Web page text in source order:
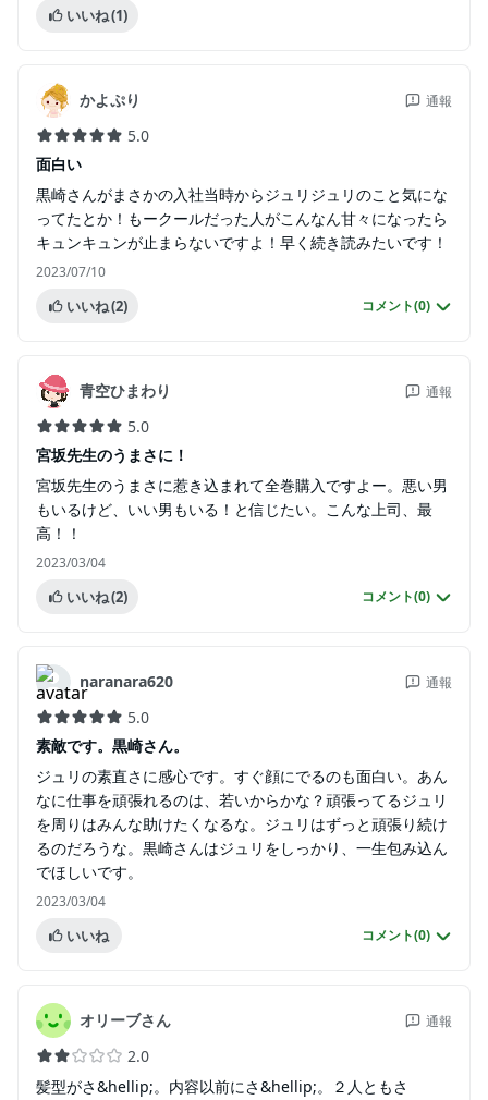
いいね(1)
かよぷり 通報
5.0
面白い
黒崎さんがまさかの入社当時からジュリジュリのこと気にな
ってたとか！もークールだった人がこんなん甘々になったら
キュンキュンが止まらないですよ！早く続き読みたいです！
2023/07/10
いいね(2) コメント(0)
青空ひまわり 通報
5.0
宮坂先生のうまさに！
宮坂先生のうまさに惹き込まれて全巻購入ですよー。悪い男
もいるけど、いい男もいる！と信じたい。こんな上司、最
高！！
2023/03/04
いいね(2) コメント(0)
naranara620 通報
5.0
素敵です。黒崎さん。
ジュリの素直さに感心です。すぐ顔にでるのも面白い。あん
なに仕事を頑張れるのは、若いからかな？頑張ってるジュリ
を周りはみんな助けたくなるな。ジュリはずっと頑張り続け
るのだろうな。黒崎さんはジュリをしっかり、一生包み込ん
でほしいです。
2023/03/04
いいね コメント(0)
オリーブさん 通報
2.0
髪型がさ&hellip;。内容以前にさ&hellip;。２人ともさ